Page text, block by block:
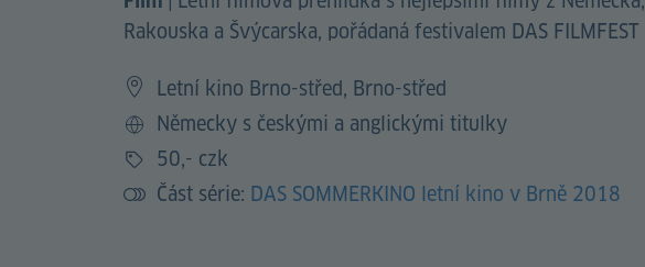
Rakouska a Švýcarska, pořádaná festivalem DAS FILMFEST
Letní kino Brno-střed, Brno-střed
Jazyk
Německy s českými a anglickými titulky
Vstup
50,- czk
Část série: DAS SOMMERKINO letní kino v Brně 2018